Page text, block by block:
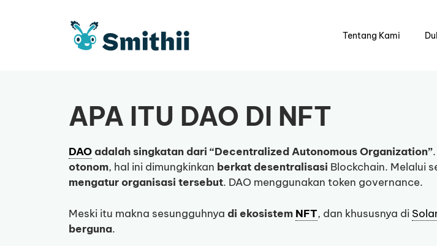
Tentang Kami
APA ITU DAO DI NFT
DAO adalah singkatan dari “Decentralized Autonomous Organization”
otonom, hal ini dimungkinkan berkat desentralisasi Blockchain. Melalui
mengatur organisasi tersebut. DAO menggunakan token governance.
Meski itu makna sesungguhnya di ekosistem NFT, dan khususnya di
berguna.